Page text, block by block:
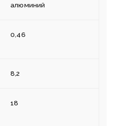
алюминий
0,46
8,2
18